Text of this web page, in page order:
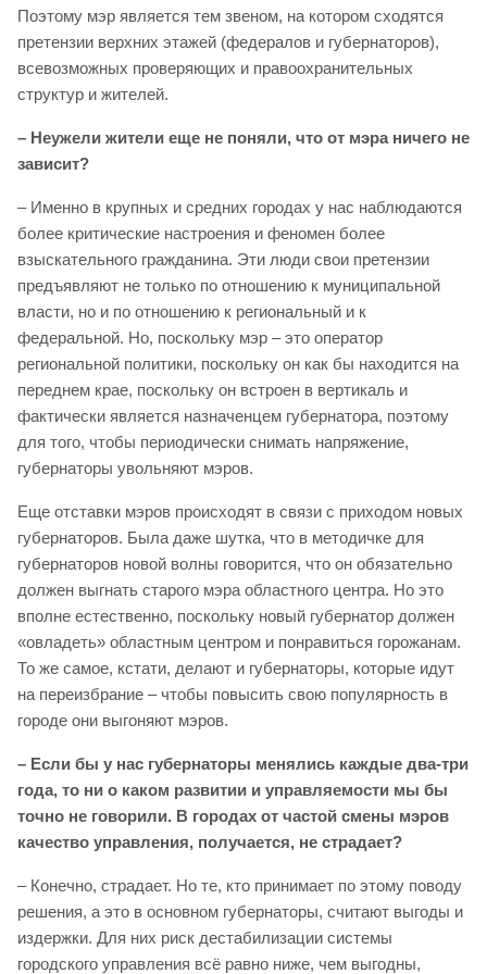
Поэтому мэр является тем звеном, на котором сходятся
претензии верхних этажей (федералов и губернаторов),
всевозможных проверяющих и правоохранительных
структур и жителей.
– Неужели жители еще не поняли, что от мэра ничего не
зависит?
– Именно в крупных и средних городах у нас наблюдаются
более критические настроения и феномен более
взыскательного гражданина. Эти люди свои претензии
предъявляют не только по отношению к муниципальной
власти, но и по отношению к региональный и к
федеральной. Но, поскольку мэр – это оператор
региональной политики, поскольку он как бы находится на
переднем крае, поскольку он встроен в вертикаль и
фактически является назначенцем губернатора, поэтому
для того, чтобы периодически снимать напряжение,
губернаторы увольняют мэров.
Еще отставки мэров происходят в связи с приходом новых
губернаторов. Была даже шутка, что в методичке для
губернаторов новой волны говорится, что он обязательно
должен выгнать старого мэра областного центра. Но это
вполне естественно, поскольку новый губернатор должен
«овладеть» областным центром и понравиться горожанам.
То же самое, кстати, делают и губернаторы, которые идут
на переизбрание – чтобы повысить свою популярность в
городе они выгоняют мэров.
– Если бы у нас губернаторы менялись каждые два-три
года, то ни о каком развитии и управляемости мы бы
точно не говорили. В городах от частой смены мэров
качество управления, получается, не страдает?
– Конечно, страдает. Но те, кто принимает по этому поводу
решения, а это в основном губернаторы, считают выгоды и
издержки. Для них риск дестабилизации системы
городского управления всё равно ниже, чем выгодны,